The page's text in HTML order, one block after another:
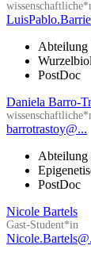
Abteilung
PostDoc
Daniela Barro-
barrotrastoy@...
Abteilung
PostDoc
Nicole Bartels
Gast-Student*in